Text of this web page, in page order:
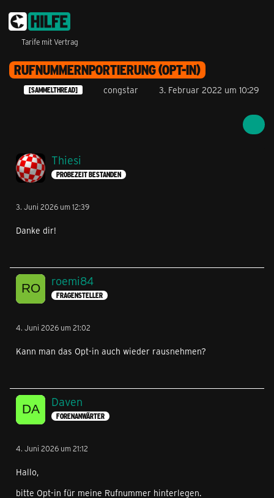
Tarife mit Vertrag
RUFNUMMERNPORTIERUNG (OPT-IN)
[SAMMELTHREAD] congstar 3. Februar 2022 um 10:29
Thiesi
PROBEZEIT BESTANDEN
3. Juni 2026 um 12:39
Danke dir!
roemi84
FRAGENSTELLER
4. Juni 2026 um 21:02
Kann man das Opt-in auch wieder rausnehmen?
Daven
FORENANWÄRTER
4. Juni 2026 um 21:12
Hallo,
bitte Opt-in für meine Rufnummer hinterlegen.